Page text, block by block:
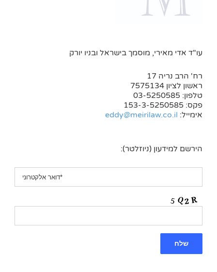
עו"ד אדי מאירי, מוסמך בישראל ובניו יורק
רח' הרב נריה 17
ראשון לציון 7575134
טלפון: 03-5250585
פקס: 153-3-5250585
אימייל: eddy@meirilaw.co.il
הירשם למידעון (ניוזלטר):